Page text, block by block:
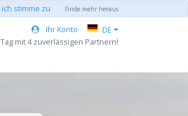
ich stimme zu Finde mehr heraus
Ihr Konto
DE
mit 4 zuverlässigen Partnern!